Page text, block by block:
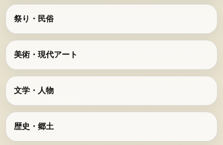
祭り・民俗
美術・現代アート
文学・人物
歴史・郷土